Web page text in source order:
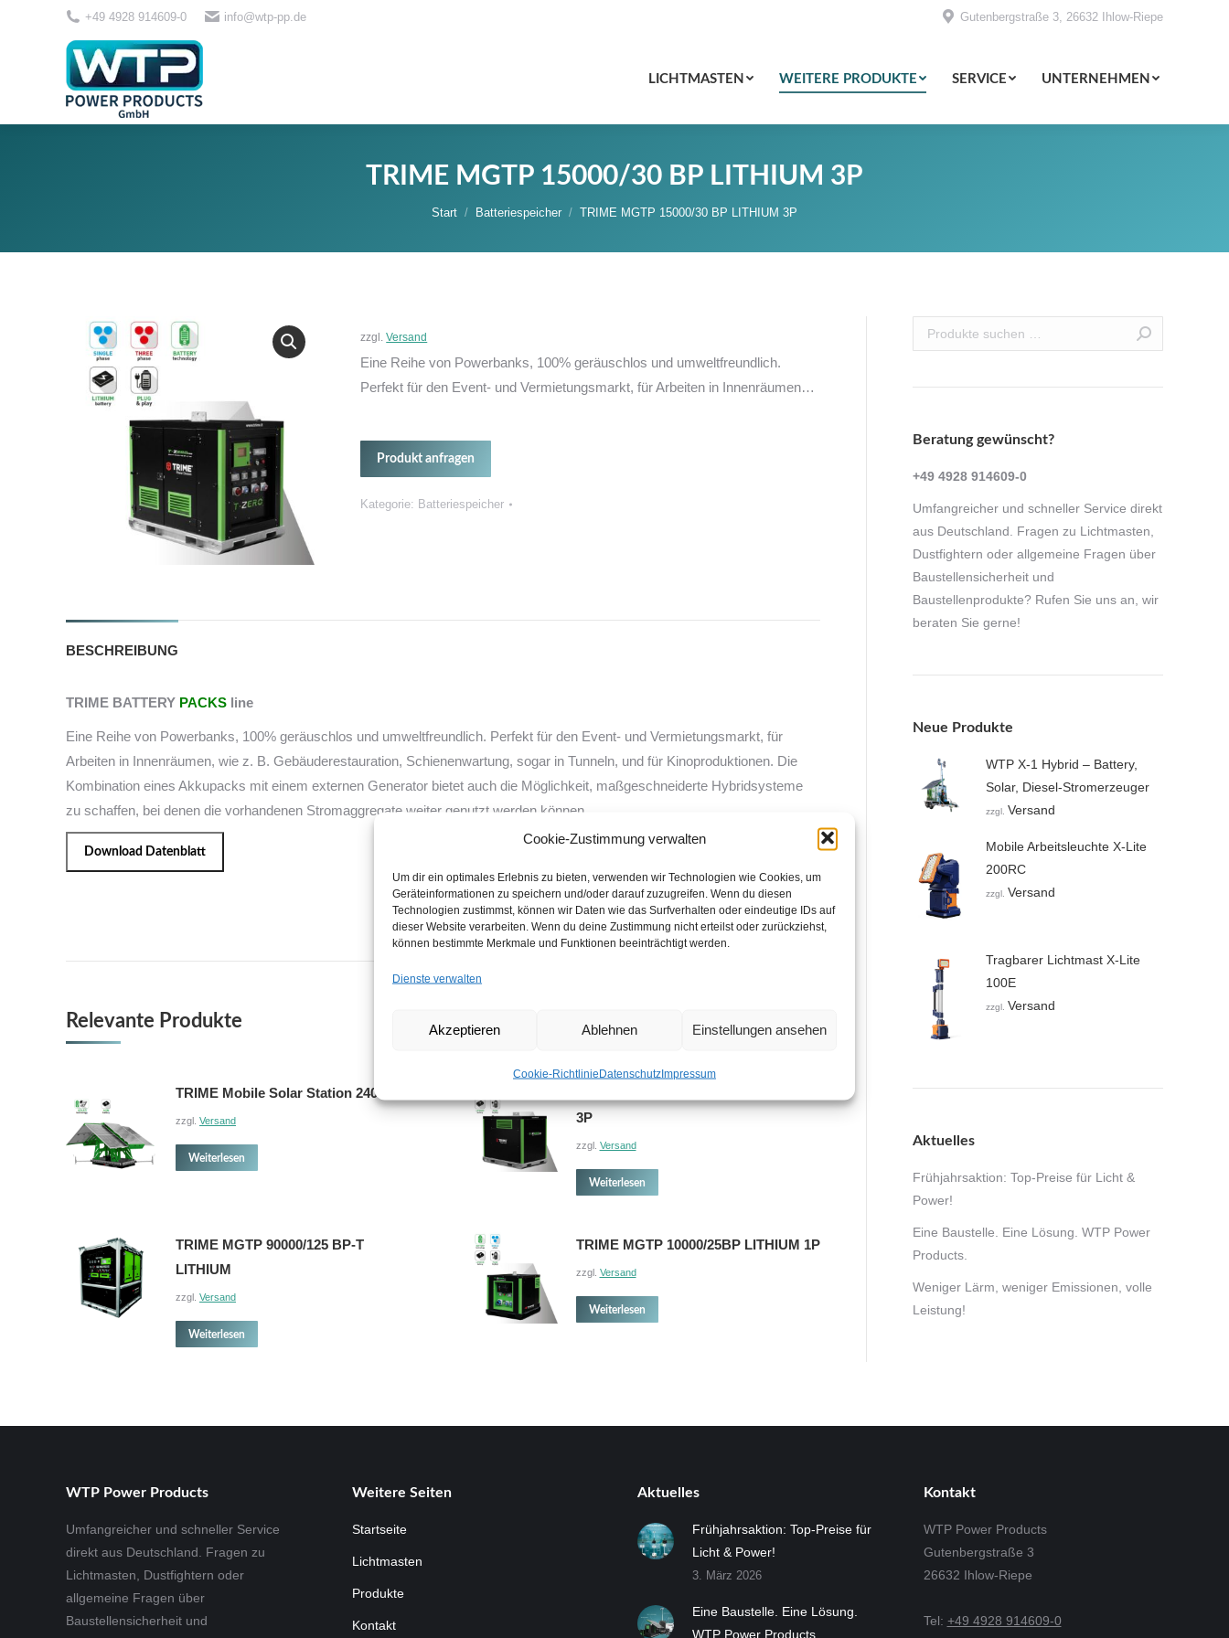
Cookie-Zustimmung verwalten
Um dir ein optimales Erlebnis zu bieten, verwenden wir Technologien wie Cookies, um
Geräteinformationen zu speichern und/oder darauf zuzugreifen. Wenn du diesen
Technologien zustimmst, können wir Daten wie das Surfverhalten oder eindeutige IDs auf
dieser Website verarbeiten. Wenn du deine Zustimmung nicht erteilst oder zurückziehst,
können bestimmte Merkmale und Funktionen beeinträchtigt werden.
Dienste verwalten
Akzeptieren Ablehnen Einstellungen ansehen
Cookie-RichtlinieDatenschutzImpressum
+49 4928 914609-0 info@wtp-pp.de Gutenbergstraße 3, 26632 Ihlow-Riepe
LICHTMASTEN WEITERE PRODUKTE SERVICE UNTERNEHMEN
TRIME MGTP 15000/30 BP LITHIUM 3P
Start Batteriespeicher TRIME MGTP 15000/30 BP LITHIUM 3P
zzgl.Versand
Eine Reihe von Powerbanks, 100% geräuschlos und umweltfreundlich.
Perfekt für den Event- und Vermietungsmarkt, für Arbeiten in Innenräumen…
Produkt anfragen
Kategorie: Batteriespeicher
BESCHREIBUNG
TRIME BATTERY PACKS line
Eine Reihe von Powerbanks, 100% geräuschlos und umweltfreundlich. Perfekt für den Event- und Vermietungsmarkt, für
Arbeiten in Innenräumen, wie z. B. Gebäuderestauration, Schienenwartung, sogar in Tunneln, und für Kinoproduktionen. Die
Kombination eines Akkupacks mit einem externen Generator bietet auch die Möglichkeit, maßgeschneiderte Hybridsysteme
zu schaffen, bei denen die vorhandenen Stromaggregate weiter genutzt werden können.
Download Datenblatt
Relevante Produkte
TRIME Mobile Solar Station 2400
zzgl. Versand
Weiterlesen
3P
zzgl. Versand
Weiterlesen
TRIME MGTP 90000/125 BP-T
LITHIUM
zzgl. Versand
Weiterlesen
TRIME MGTP 10000/25BP LITHIUM 1P
zzgl. Versand
Weiterlesen
Beratung gewünscht?
+49 4928 914609-0
Umfangreicher und schneller Service direkt
aus Deutschland. Fragen zu Lichtmasten,
Dustfightern oder allgemeine Fragen über
Baustellensicherheit und
Baustellenprodukte? Rufen Sie uns an, wir
beraten Sie gerne!
Neue Produkte
WTP X-1 Hybrid – Battery,
Solar, Diesel-Stromerzeuger
zzgl. Versand
Mobile Arbeitsleuchte X-Lite
200RC
zzgl. Versand
Tragbarer Lichtmast X-Lite
100E
zzgl. Versand
Aktuelles
Frühjahrsaktion: Top-Preise für Licht &
Power!
Eine Baustelle. Eine Lösung. WTP Power
Products.
Weniger Lärm, weniger Emissionen, volle
Leistung!
WTP Power Products
Umfangreicher und schneller Service
direkt aus Deutschland. Fragen zu
Lichtmasten, Dustfightern oder
allgemeine Fragen über
Baustellensicherheit und
Weitere Seiten
Startseite
Lichtmasten
Produkte
Kontakt
Aktuelles
Frühjahrsaktion: Top-Preise für
Licht & Power!
3. März 2026
Eine Baustelle. Eine Lösung.
WTP Power Products.
Kontakt
WTP Power Products
Gutenbergstraße 3
26632 Ihlow-Riepe
Tel: +49 4928 914609-0